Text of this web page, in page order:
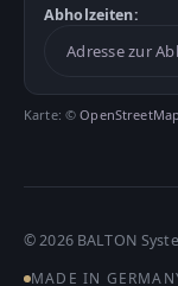
Abholzeiten:
Adresse zur
Karte: ©
©2026BALTON
MADE IN